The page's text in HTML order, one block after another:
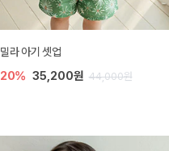
밀라 아기 셋업
20% 35,200원 44,000원